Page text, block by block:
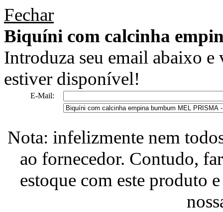
Fechar
Biquíni com calcinha
Introduza seu email abaixo
estiver disponível!
E-Mail:
Nota: infelizmente nem
ao fornecedor. Contudo,
estoque com este produto